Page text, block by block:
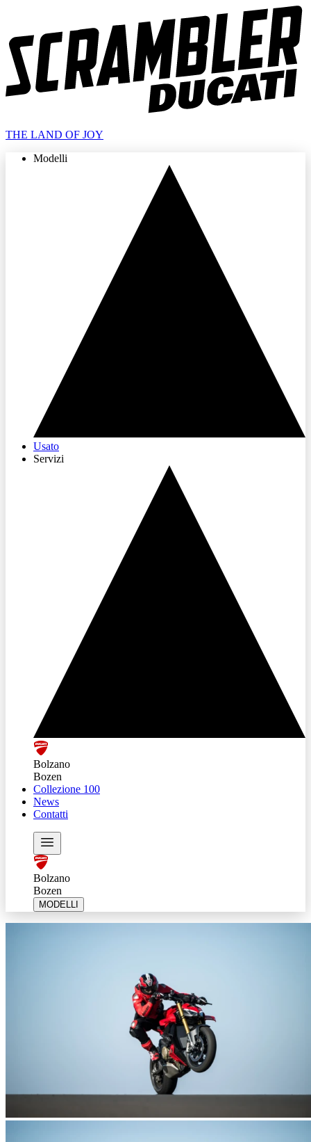
THE LAND OF JOY
Modelli
Usato
Servizi
Bolzano
Bozen
Collezione 100
News
Contatti
Bolzano
Bozen
MODELLI